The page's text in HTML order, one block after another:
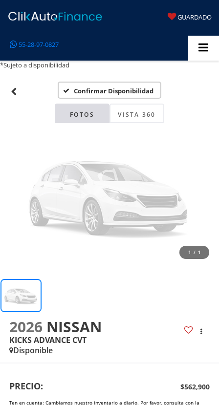
GUARDADO
55-28-97-0827
*Sujeto a disponibilidad
Confirmar Disponibilidad
FOTOS VISTA 360
Disponibles
Por favor, revise luego
1 / 1
2026 NISSAN
KICKS ADVANCE CVT
Disponible
PRECIO: $562,900
Ten en cuenta: Cambiamos nuestro inventario a diario. Por favor, consulta con la